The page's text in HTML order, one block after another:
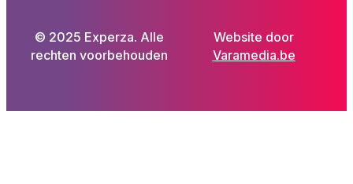
© 2025 Experza. Alle
rechten voorbehouden
Website door
Varamedia.be